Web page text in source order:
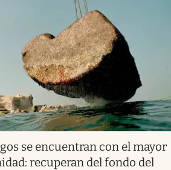
se encuentran con el mayor
recuperan del fondo del